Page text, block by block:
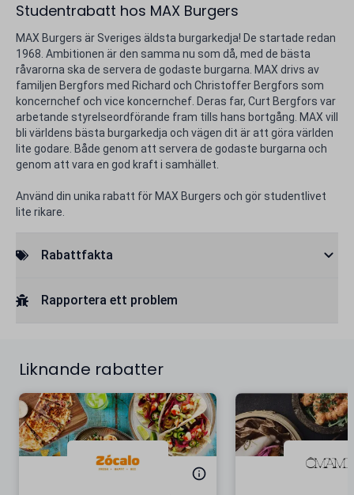
Studentrabatt hos MAX Burgers
MAX Burgers är Sveriges äldsta burgarkedja! De startade redan
1968. Ambitionen är den samma nu som då, med de bästa
råvarorna ska de servera de godaste burgarna. MAX drivs av
familjen Bergfors med Richard och Christoffer Bergfors som
koncernchef och vice koncernchef. Deras far, Curt Bergfors var
arbetande styrelseordförande fram tills hans bortgång. MAX vill
bli världens bästa burgarkedja och vägen dit är att göra världen
lite godare. Både genom att servera de godaste burgarna och
genom att vara en god kraft i samhället.
Använd din unika rabatt för MAX Burgers och gör studentlivet
lite rikare.
Rabattfakta
Rapportera ett problem
Liknande rabatter